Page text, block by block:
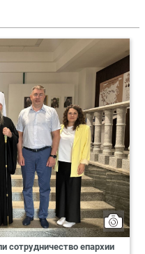
сотрудничество епархии